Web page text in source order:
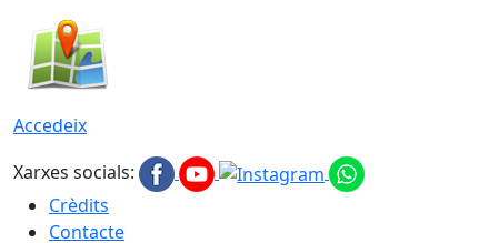
Accedeix
Xarxes socials:
Crèdits
Contacte